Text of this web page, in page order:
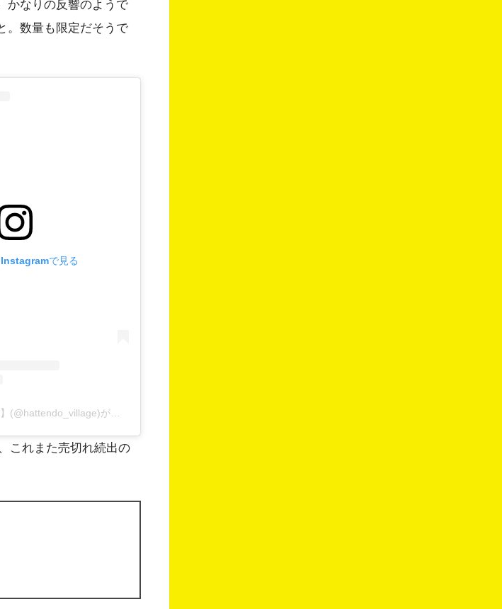
かなりの反響のようで
。数量も限定だそうで
で見る
八天堂ビレッジ【公式】(@hattendo_village)がシェアした投稿
これまた売切れ続出の